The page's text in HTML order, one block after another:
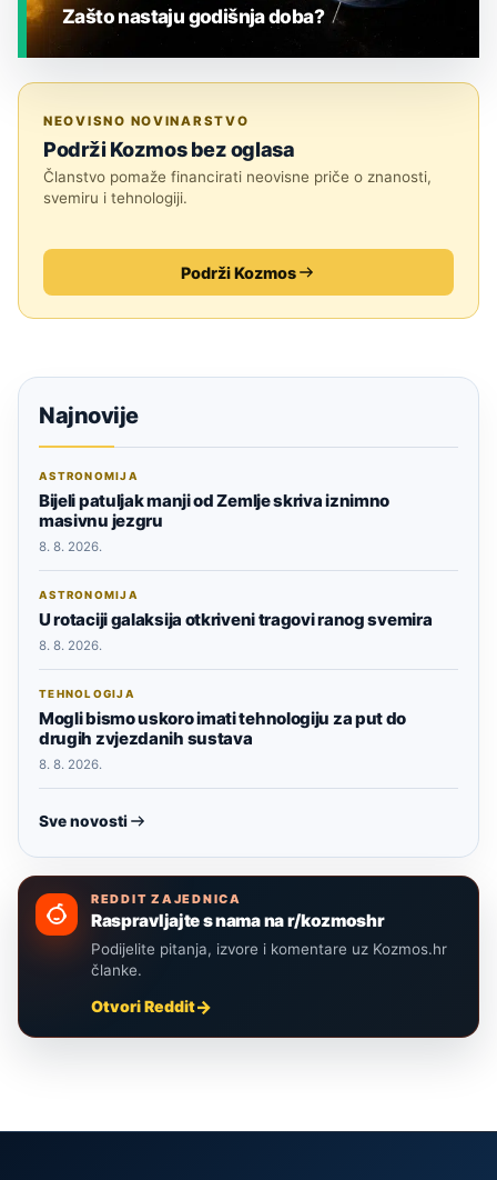
Zašto nastaju godišnja doba?
NEOVISNO NOVINARSTVO
Podrži Kozmos bez oglasa
Članstvo pomaže financirati neovisne priče o znanosti,
svemiru i tehnologiji.
Podrži Kozmos
Najnovije
ASTRONOMIJA
Bijeli patuljak manji od Zemlje skriva iznimno
masivnu jezgru
8. 8. 2026.
ASTRONOMIJA
U rotaciji galaksija otkriveni tragovi ranog svemira
8. 8. 2026.
TEHNOLOGIJA
Mogli bismo uskoro imati tehnologiju za put do
drugih zvjezdanih sustava
8. 8. 2026.
Sve novosti
REDDIT ZAJEDNICA
Raspravljajte s nama na r/kozmoshr
Podijelite pitanja, izvore i komentare uz Kozmos.hr
članke.
Otvori Reddit